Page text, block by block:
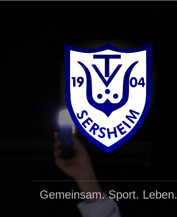
Gemeinsam. Sport. Leben.